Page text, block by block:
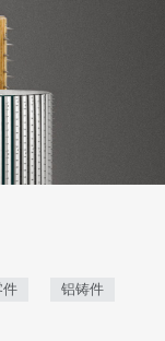
件 铝铸件